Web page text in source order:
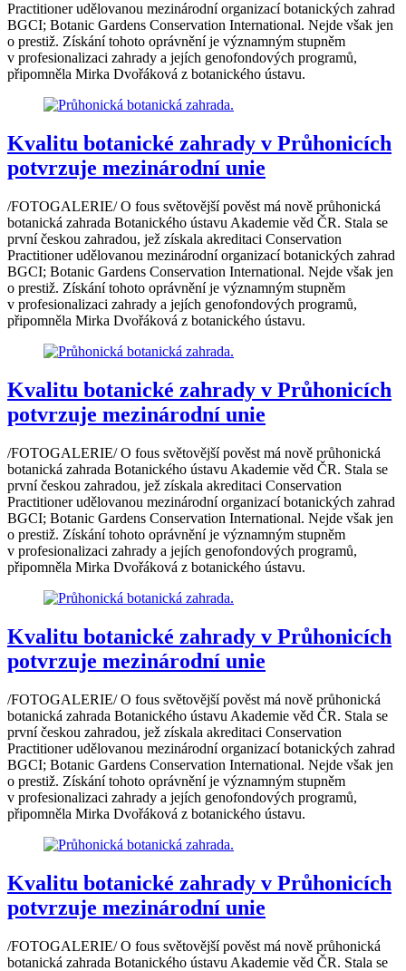
Practitioner udělovanou mezinárodní organizací botanických zahrad
BGCI; Botanic Gardens Conservation International. Nejde však jen
o prestiž. Získání tohoto oprávnění je významným stupněm
v profesionalizaci zahrady a jejích genofondových programů,
připomněla Mirka Dvořáková z botanického ústavu.
Kvalitu botanické zahrady v Průhonicích
potvrzuje mezinárodní unie
/FOTOGALERIE/ O fous světovější pověst má nově průhonická
botanická zahrada Botanického ústavu Akademie věd ČR. Stala se
první českou zahradou, jež získala akreditaci Conservation
Practitioner udělovanou mezinárodní organizací botanických zahrad
BGCI; Botanic Gardens Conservation International. Nejde však jen
o prestiž. Získání tohoto oprávnění je významným stupněm
v profesionalizaci zahrady a jejích genofondových programů,
připomněla Mirka Dvořáková z botanického ústavu.
Kvalitu botanické zahrady v Průhonicích
potvrzuje mezinárodní unie
/FOTOGALERIE/ O fous světovější pověst má nově průhonická
botanická zahrada Botanického ústavu Akademie věd ČR. Stala se
první českou zahradou, jež získala akreditaci Conservation
Practitioner udělovanou mezinárodní organizací botanických zahrad
BGCI; Botanic Gardens Conservation International. Nejde však jen
o prestiž. Získání tohoto oprávnění je významným stupněm
v profesionalizaci zahrady a jejích genofondových programů,
připomněla Mirka Dvořáková z botanického ústavu.
Kvalitu botanické zahrady v Průhonicích
potvrzuje mezinárodní unie
/FOTOGALERIE/ O fous světovější pověst má nově průhonická
botanická zahrada Botanického ústavu Akademie věd ČR. Stala se
první českou zahradou, jež získala akreditaci Conservation
Practitioner udělovanou mezinárodní organizací botanických zahrad
BGCI; Botanic Gardens Conservation International. Nejde však jen
o prestiž. Získání tohoto oprávnění je významným stupněm
v profesionalizaci zahrady a jejích genofondových programů,
připomněla Mirka Dvořáková z botanického ústavu.
Kvalitu botanické zahrady v Průhonicích
potvrzuje mezinárodní unie
/FOTOGALERIE/ O fous světovější pověst má nově průhonická
botanická zahrada Botanického ústavu Akademie věd ČR. Stala se